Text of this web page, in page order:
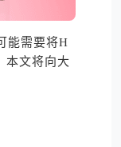
能需要将H
本文将向大